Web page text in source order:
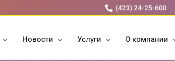
(423) 24-25-600
Новости Услуги О компании